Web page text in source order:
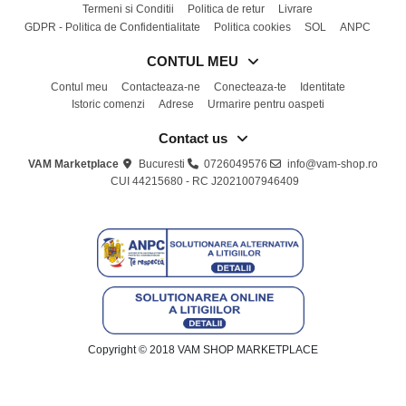
Vtech
Termeni si Conditii Politica de retur
Livrare
GDPR - Politica de Confidentialitate
Politica cookies SOL ANPC
CONTUL MEU
Contul meu Contacteaza-ne Conecteaza-te
Identitate
Istoric comenzi
Adrese Urmarire pentru oaspeti
Contact us
VAM Marketplace Bucuresti 0726049576
info@vam-shop.ro
CUI 44215680 - RC J2021007946409
Copyright © 2018 VAM SHOP MARKETPLACE